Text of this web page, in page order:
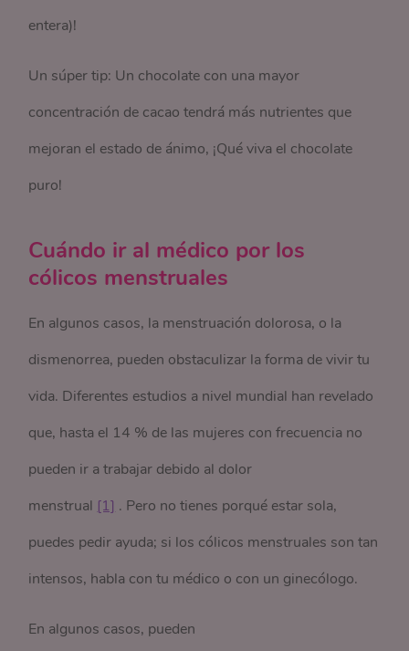
entera)!
Un súper tip: Un chocolate con una mayor
concentración de cacao tendrá más nutrientes que
mejoran el estado de ánimo, ¡Qué viva el chocolate
puro!
Cuándo ir al médico por los
cólicos menstruales
En algunos casos, la menstruación dolorosa, o la
dismenorrea, pueden obstaculizar la forma de vivir tu
vida. Diferentes estudios a nivel mundial han revelado
que, hasta el 14 % de las mujeres con frecuencia no
pueden ir a trabajar debido al dolor
menstrual [1] . Pero no tienes porqué estar sola,
puedes pedir ayuda; si los cólicos menstruales son tan
intensos, habla con tu médico o con un ginecólogo.
En algunos casos, pueden